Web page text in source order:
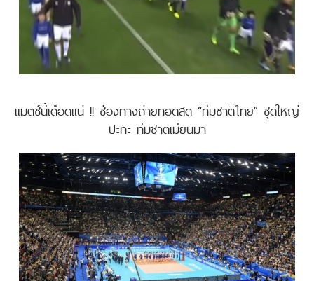
แมตช์นี้เดือดแน่ !! ช่องทางถ่ายทอดสด “ทีมชาติไทย” ชุดใหญ่
ปะทะ ทีมชาติเมียนมา